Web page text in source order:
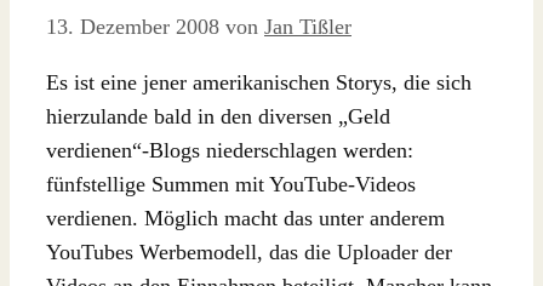
13. Dezember 2008 von Jan Tißler
Es ist eine jener amerikanischen Storys, die sich
hierzulande bald in den diversen „Geld
verdienen“-Blogs niederschlagen werden:
fünfstellige Summen mit YouTube-Videos
verdienen. Möglich macht das unter anderem
YouTubes Werbemodell, das die Uploader der